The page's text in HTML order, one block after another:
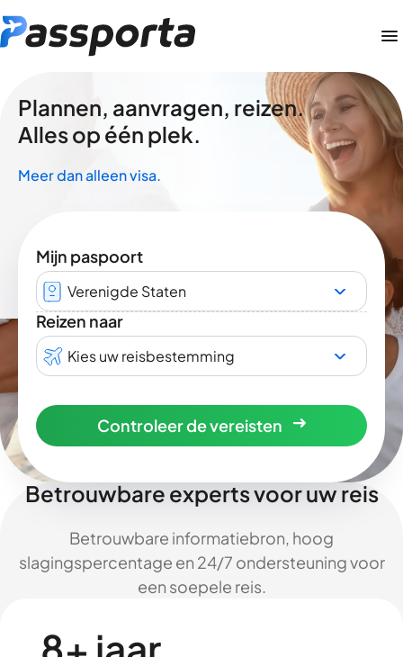
Plannen, aanvragen, reizen.
Alles op één plek.
Meer dan alleen visa.
Mijn paspoort
Verenigde Staten
Reizen naar
Kies uw reisbestemming
Controleer de vereisten
Betrouwbare experts voor uw reis
Betrouwbare informatiebron, hoog
slagingspercentage en 24/7 ondersteuning voor
een soepele reis.